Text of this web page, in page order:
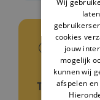
In
Type tool
cookies
jouw
mogelijk
kunnen wij
afspelen